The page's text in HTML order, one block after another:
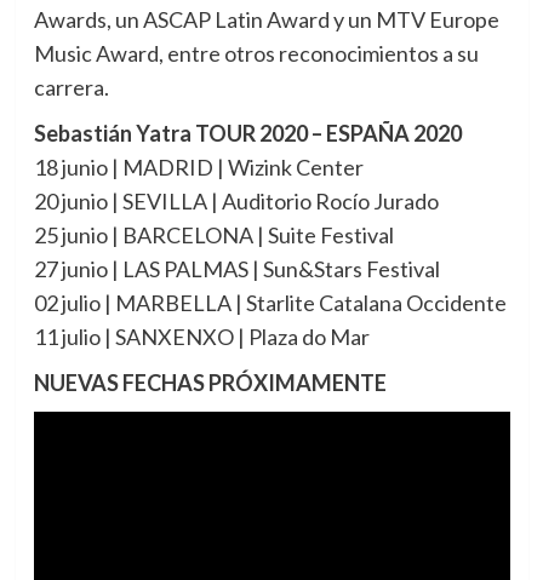
Awards, un ASCAP Latin Award y un MTV Europe
Music Award, entre otros reconocimientos a su
carrera.
Sebastián Yatra TOUR 2020 – ESPAÑA 2020
18 junio | MADRID | Wizink Center
20 junio | SEVILLA | Auditorio Rocío Jurado
25 junio | BARCELONA | Suite Festival
27 junio | LAS PALMAS | Sun&Stars Festival
02 julio | MARBELLA | Starlite Catalana Occidente
11 julio | SANXENXO | Plaza do Mar
NUEVAS FECHAS PRÓXIMAMENTE